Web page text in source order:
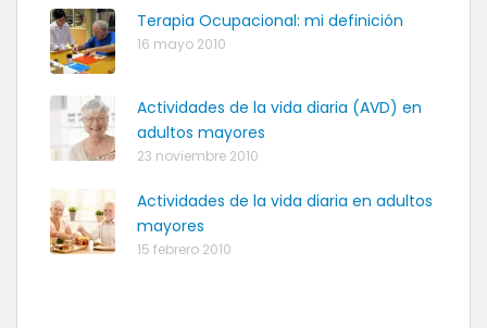
Terapia Ocupacional: mi definición
16 mayo 2010
Actividades de la vida diaria (AVD) en
adultos mayores
23 noviembre 2010
Actividades de la vida diaria en adultos
mayores
15 febrero 2010